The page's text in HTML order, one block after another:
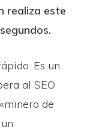
realiza este
Es un
al SEO
de